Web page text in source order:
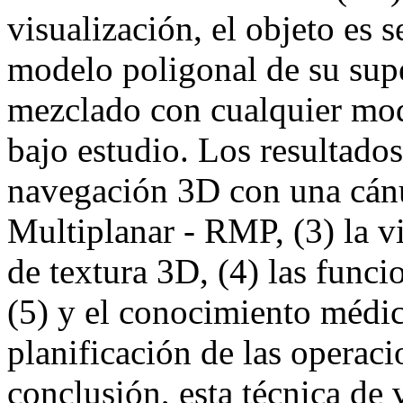
visualización, el objeto es
modelo poligonal de su
mezclado con cualquier
bajo estudio. Los
navegación 3D con una
Multiplanar - RMP, (3) la
de textura 3D, (4) las
(5) y el conocimiento
planificación de las
conclusión, esta técnica